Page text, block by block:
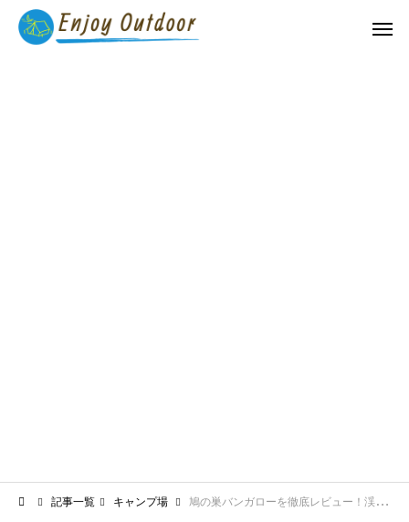
記事一覧 キャンプ場 鳩の巣バンガローを徹底レビュー！渓谷沿いの静かな宿泊体験の魅力とは？